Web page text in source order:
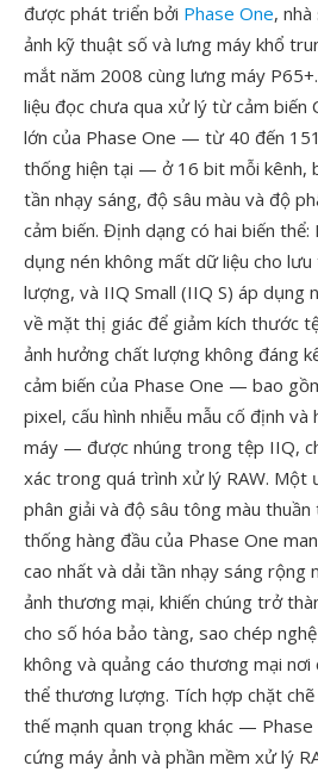
được phát triển bởi Phase One,
ảnh kỹ thuật số và lưng máy khổ
mắt năm 2008 cùng lưng máy
liệu đọc chưa qua xử lý từ cảm biến
lớn của Phase One — từ 40 đến
thống hiện tại — ở 16 bit mỗi kênh,
tần nhạy sáng, độ sâu màu và độ
cảm biến. Định dạng có hai biến
dụng nén không mất dữ liệu cho
lượng, và IIQ Small (IIQ S) áp dụng
về mặt thị giác để giảm kích thước
ảnh hưởng chất lượng không đáng
cảm biến của Phase One — bao
pixel, cấu hình nhiễu mẫu cố định và
máy — được nhúng trong tệp IIQ,
xác trong quá trình xử lý RAW. Một
phân giải và độ sâu tông màu
thống hàng đầu của Phase One
cao nhất và dải tần nhạy sáng rộng
ảnh thương mại, khiến chúng trở
cho số hóa bảo tàng, sao chép
không và quảng cáo thương mại
thể thương lượng. Tích hợp chặt chẽ
thế mạnh quan trọng khác — Phase
cứng máy ảnh và phần mềm xử lý